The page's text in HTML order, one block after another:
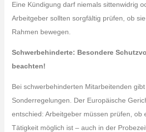
Eine Kündigung darf niemals sittenwidrig
Arbeitgeber sollten sorgfältig prüfen, ob
Rahmen bewegen.
Schwerbehinderte: Besondere
beachten!
Bei schwerbehinderten Mitarbeitenden
Sonderregelungen. Der Europäische
entschied: Arbeitgeber müssen prüfen, ob
Tätigkeit möglich ist – auch in der